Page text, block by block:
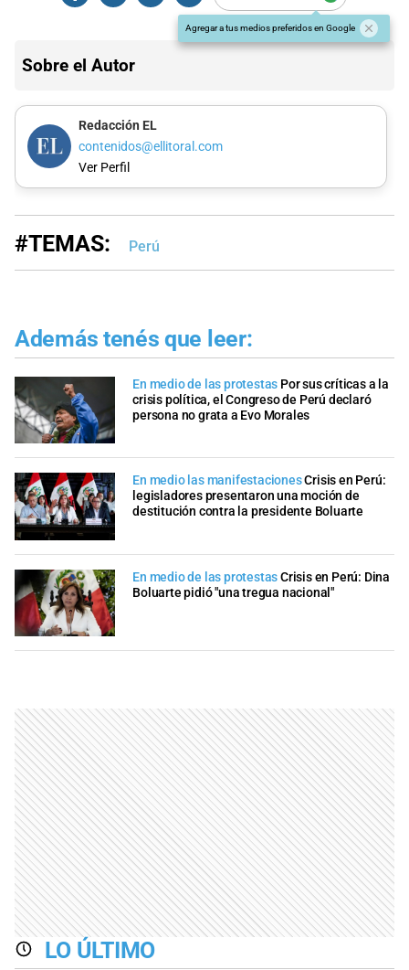
Agregar a tus medios preferidos en Google
Sobre el Autor
Redacción EL
contenidos@ellitoral.com
Ver Perfil
#TEMAS: Perú
Además tenés que leer:
En medio de las protestas Por sus críticas a la
crisis política, el Congreso de Perú declaró
persona no grata a Evo Morales
En medio las manifestacionesCrisis en Perú:
legisladores presentaron una moción de
destitución contra la presidente Boluarte
En medio de las protestasCrisis en Perú: Dina
Boluarte pidió "una tregua nacional"
LO ÚLTIMO